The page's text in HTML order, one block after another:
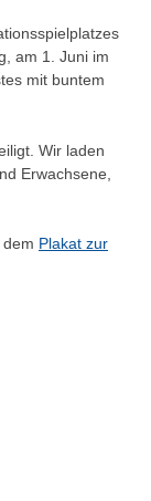
am 1. Juni im
mit buntem
Wir laden
Erwachsene,
Plakat zur